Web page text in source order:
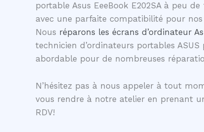
portable Asus EeeBook E202SA à peu
avec une parfaite compatibilité pour nos
Nous réparons les écrans d’ordinateur
technicien d’ordinateurs portables
abordable pour de nombreuses
N’hésitez pas à nous appeler à tout
vous rendre à notre atelier en prenant
RDV!